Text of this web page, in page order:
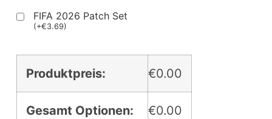
FIFA 2026 Patch Set
(+€3.69)
Produktpreis: €0.00
Gesamt Optionen: €0.00